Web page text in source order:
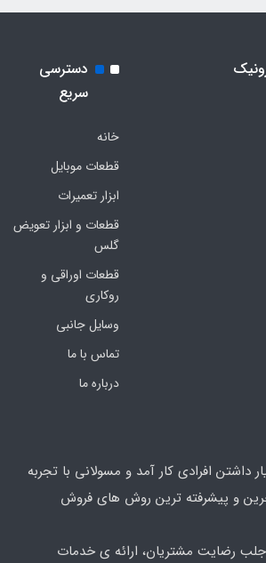
دسترسی
سریع
خانه
قطعات موبایل
ابزار تعمیرات
قطعات و ابزار تعویض
گلس
قطعات اوراقی و
روکاری
وسایل جانبی
تماس با ما
درباره ما
داشتن افرادی کار آمد و مسولانی با تجربه
و پیشرفته ترین روش های فروش
جلب رضایت مشتریان، ارائه ی خدمات